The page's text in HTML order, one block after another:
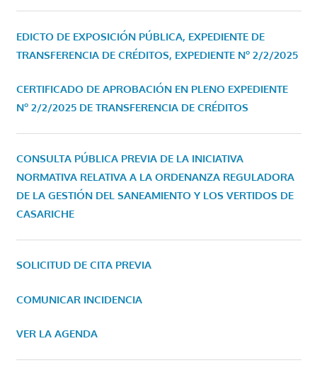
EDICTO DE EXPOSICIÓN PÚBLICA, EXPEDIENTE DE
TRANSFERENCIA DE CRÉDITOS, EXPEDIENTE Nº 2/2/2025
CERTIFICADO DE APROBACIÓN EN PLENO EXPEDIENTE
Nº 2/2/2025 DE TRANSFERENCIA DE CRÉDITOS
CONSULTA PÚBLICA PREVIA DE LA INICIATIVA
NORMATIVA RELATIVA A LA ORDENANZA REGULADORA
DE LA GESTIÓN DEL SANEAMIENTO Y LOS VERTIDOS DE
CASARICHE
SOLICITUD DE CITA PREVIA
COMUNICAR INCIDENCIA
VER LA AGENDA